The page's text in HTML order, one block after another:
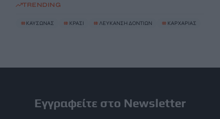
TRENDING
# ΚΑΥΣΩΝΑΣ # ΚΡΑΣΙ # ΛΕΥΚΑΝΣΗ ΔΟΝΤΙΩΝ # ΚΑΡΧΑΡΙΑΣ
Εγγραφείτε στο Newsletter